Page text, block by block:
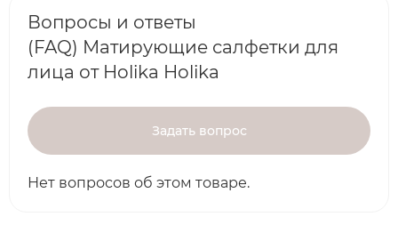
Вопросы и ответы
(FAQ) Матирующие салфетки для
лица от Holika Holika
Задать вопрос
Нет вопросов об этом товаре.